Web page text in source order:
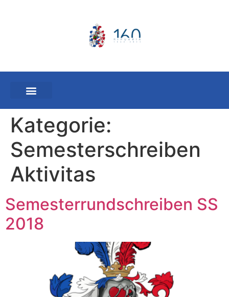
Kategorie:
Semesterschreiben
Aktivitas
Semesterrundschreiben SS
2018